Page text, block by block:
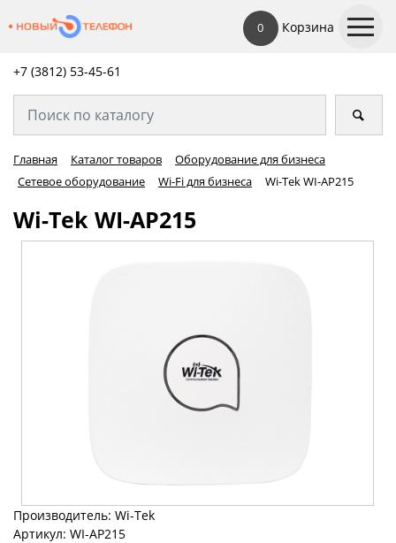
0 Корзина
+7 (3812) 53-45-61
Главная Каталог товаров
Оборудование для бизнеса
Сетевое оборудование
Wi-Fi для бизнеса Wi-Tek WI-AP215
Wi-Tek WI-AP215
Производитель: Wi-Tek
Артикул: WI-AP215